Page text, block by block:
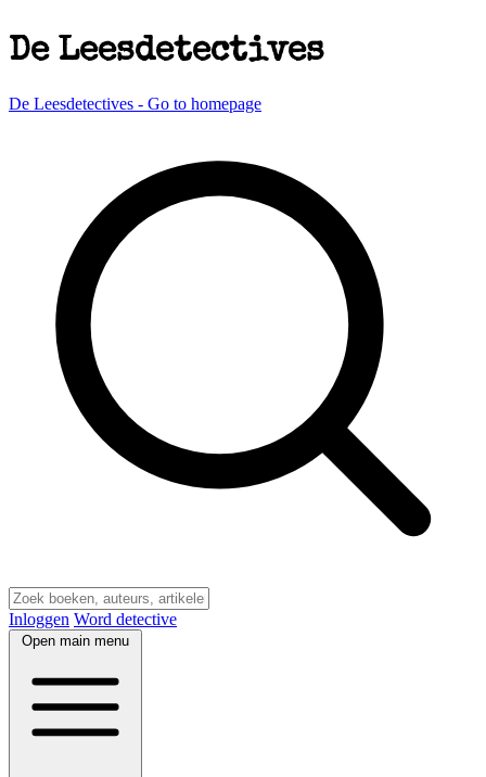
De Leesdetectives
De Leesdetectives - Go to homepage
Inloggen Word detective
Open main menu